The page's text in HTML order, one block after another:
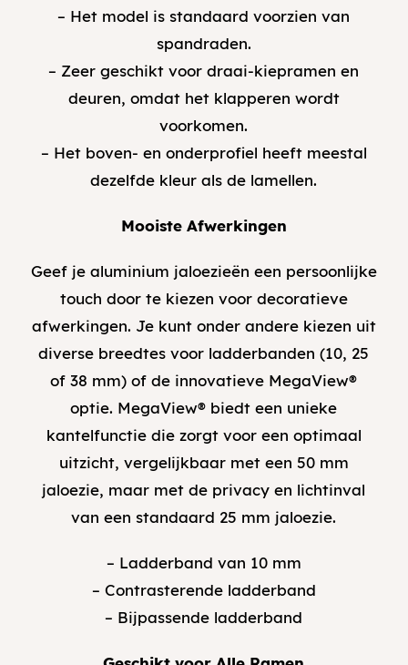
– Het model is standaard voorzien van
spandraden.
– Zeer geschikt voor draai-kiepramen en
deuren, omdat het klapperen wordt
voorkomen.
– Het boven- en onderprofiel heeft meestal
dezelfde kleur als de lamellen.
Mooiste Afwerkingen
Geef je aluminium jaloezieën een persoonlijke
touch door te kiezen voor decoratieve
afwerkingen. Je kunt onder andere kiezen uit
diverse breedtes voor ladderbanden (10, 25
of 38 mm) of de innovatieve MegaView®
optie. MegaView® biedt een unieke
kantelfunctie die zorgt voor een optimaal
uitzicht, vergelijkbaar met een 50 mm
jaloezie, maar met de privacy en lichtinval
van een standaard 25 mm jaloezie.
– Ladderband van 10 mm
– Contrasterende ladderband
– Bijpassende ladderband